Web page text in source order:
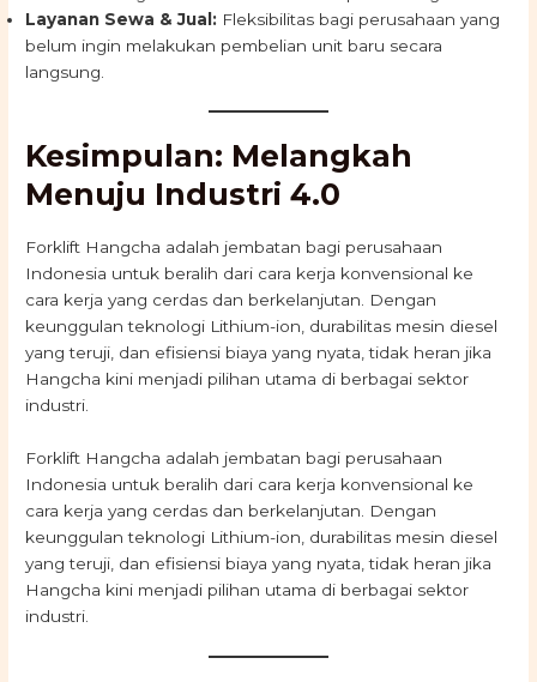
Layanan Sewa & Jual: Fleksibilitas bagi perusahaan yang
belum ingin melakukan pembelian unit baru secara
langsung.
Kesimpulan: Melangkah
Menuju Industri 4.0
Forklift Hangcha adalah jembatan bagi perusahaan
Indonesia untuk beralih dari cara kerja konvensional ke
cara kerja yang cerdas dan berkelanjutan. Dengan
keunggulan teknologi Lithium-ion, durabilitas mesin diesel
yang teruji, dan efisiensi biaya yang nyata, tidak heran jika
Hangcha kini menjadi pilihan utama di berbagai sektor
industri.
Forklift Hangcha adalah jembatan bagi perusahaan
Indonesia untuk beralih dari cara kerja konvensional ke
cara kerja yang cerdas dan berkelanjutan. Dengan
keunggulan teknologi Lithium-ion, durabilitas mesin diesel
yang teruji, dan efisiensi biaya yang nyata, tidak heran jika
Hangcha kini menjadi pilihan utama di berbagai sektor
industri.